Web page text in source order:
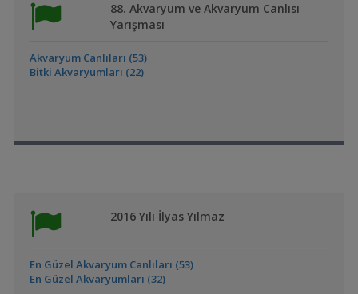
88. Akvaryum ve Akvaryum Canlısı
Yarışması
Akvaryum Canlıları (53)
Bitki Akvaryumları (22)
2016 Yılı İlyas Yılmaz
En Güzel Akvaryum Canlıları (53)
En Güzel Akvaryumları (32)